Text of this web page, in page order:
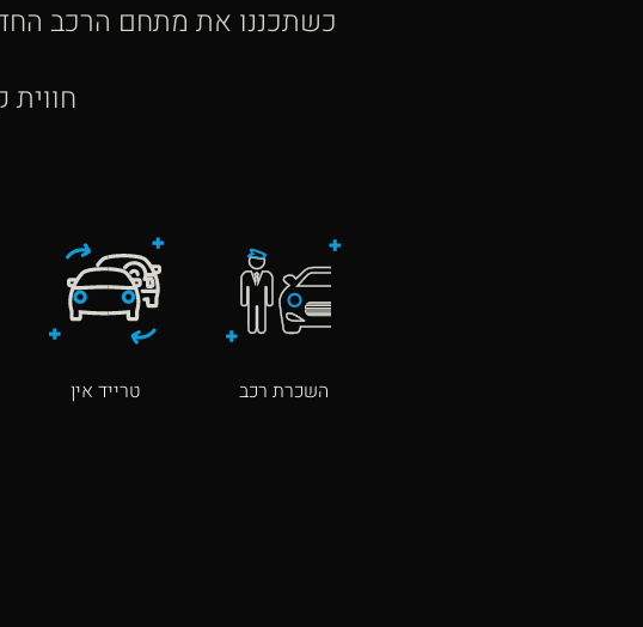
כשתכננו את מתחם הרכב
השכרת רכב טרייד אין